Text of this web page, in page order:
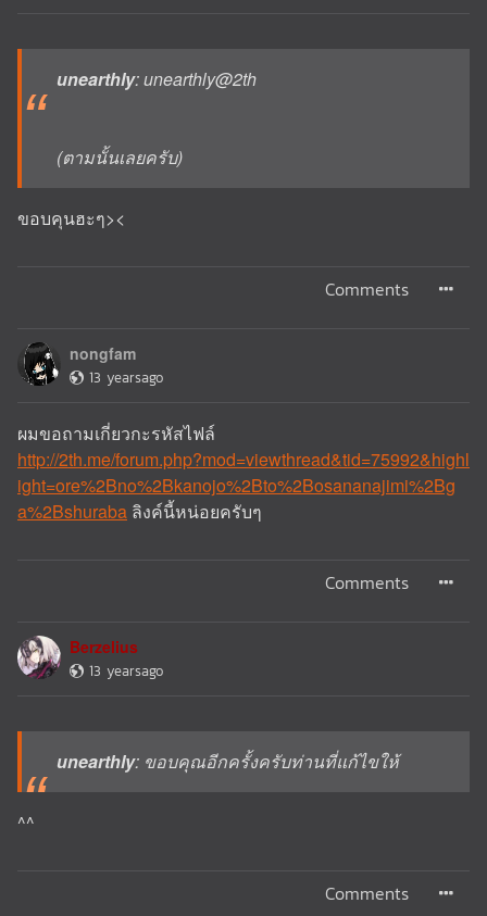
unearthly: unearthly@2th
(ตามนั้นเลยครับ)
ขอบคุนฮะๆ><
Comments
nongfam
13 yearsago
ผมขอถามเกี่ยวกะรหัสไฟล์
http://2th.me/forum.php?mod=viewthread&tid=75992&highl
ight=ore%2Bno%2Bkanojo%2Bto%2Bosananajimi%2Bg
a%2Bshuraba ลิงค์นี้หน่อยครับๆ
Comments
Berzelius
13 yearsago
unearthly: ขอบคุณอีกครั้งครับท่านที่แก้ไขให้
^^
Comments